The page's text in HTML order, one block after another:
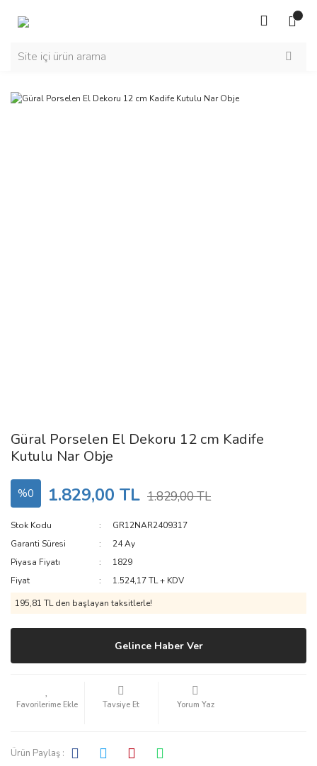
Güral Porselen El Dekoru 12 cm Kadife
Kutulu Nar Obje
%0 1.829,00 TL 1.829,00 TL
Stok Kodu
GR12NAR2409317
Garanti Süresi
24 Ay
Piyasa Fiyatı
1829
Fiyat
1.524,17 TL + KDV
195,81 TL den başlayan taksitlerle!
Gelince Haber Ver
Tavsiye Et Yorum Yaz
Ürün Paylaş :